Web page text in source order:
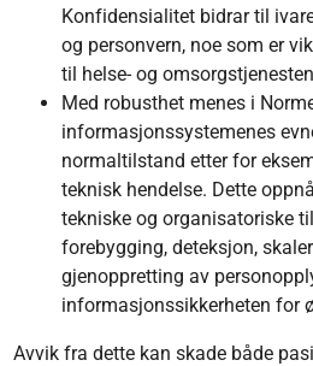
Konfidensialitet bidrar til
og personvern, noe som er
til helse- og
Med robusthet menes i
informasjonssystemenes
normaltilstand etter for
teknisk hendelse. Dette
tekniske og organisatoriske
forebygging, deteksjon,
gjenoppretting av
informasjonssikkerheten for
Avvik fra dette kan skade både